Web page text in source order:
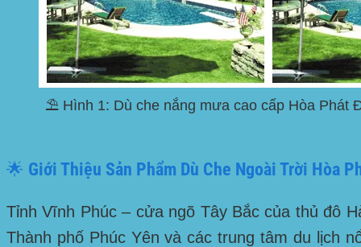
⛱️ Hình 1: Dù che nắng mưa cao cấp Hòa Phát
🌟 Giới Thiệu Sản Phẩm Dù Che Ngoài Trời Hòa
Tỉnh Vĩnh Phúc – cửa ngõ Tây Bắc của thủ đô
Thành phố Phúc Yên và các trung tâm du lịch